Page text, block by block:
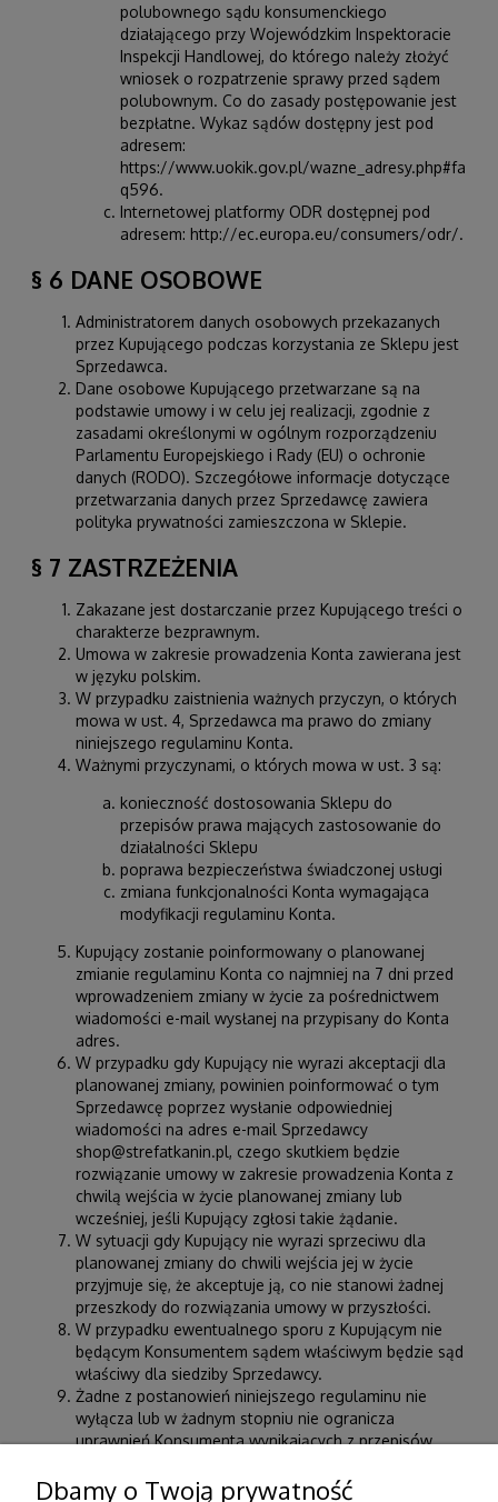
polubownego sądu konsumenckiego
działającego przy Wojewódzkim Inspektoracie
Inspekcji Handlowej, do którego należy złożyć
wniosek o rozpatrzenie sprawy przed sądem
polubownym. Co do zasady postępowanie jest
bezpłatne. Wykaz sądów dostępny jest pod
adresem:
https://www.uokik.gov.pl/wazne_adresy.php#fa
q596.
Internetowej platformy ODR dostępnej pod
adresem: http://ec.europa.eu/consumers/odr/.
§ 6 DANE OSOBOWE
Administratorem danych osobowych przekazanych
przez Kupującego podczas korzystania ze Sklepu jest
Sprzedawca.
Dane osobowe Kupującego przetwarzane są na
podstawie umowy i w celu jej realizacji, zgodnie z
zasadami określonymi w ogólnym rozporządzeniu
Parlamentu Europejskiego i Rady (EU) o ochronie
danych (RODO). Szczegółowe informacje dotyczące
przetwarzania danych przez Sprzedawcę zawiera
polityka prywatności zamieszczona w Sklepie.
§ 7 ZASTRZEŻENIA
Zakazane jest dostarczanie przez Kupującego treści o
charakterze bezprawnym.
Umowa w zakresie prowadzenia Konta zawierana jest
w języku polskim.
W przypadku zaistnienia ważnych przyczyn, o których
mowa w ust. 4, Sprzedawca ma prawo do zmiany
niniejszego regulaminu Konta.
Ważnymi przyczynami, o których mowa w ust. 3 są:
konieczność dostosowania Sklepu do
przepisów prawa mających zastosowanie do
działalności Sklepu
poprawa bezpieczeństwa świadczonej usługi
zmiana funkcjonalności Konta wymagająca
modyfikacji regulaminu Konta.
Kupujący zostanie poinformowany o planowanej
zmianie regulaminu Konta co najmniej na 7 dni przed
wprowadzeniem zmiany w życie za pośrednictwem
wiadomości e-mail wysłanej na przypisany do Konta
adres.
W przypadku gdy Kupujący nie wyrazi akceptacji dla
planowanej zmiany, powinien poinformować o tym
Sprzedawcę poprzez wysłanie odpowiedniej
wiadomości na adres e-mail Sprzedawcy
shop@strefatkanin.pl, czego skutkiem będzie
rozwiązanie umowy w zakresie prowadzenia Konta z
chwilą wejścia w życie planowanej zmiany lub
wcześniej, jeśli Kupujący zgłosi takie żądanie.
W sytuacji gdy Kupujący nie wyrazi sprzeciwu dla
planowanej zmiany do chwili wejścia jej w życie
przyjmuje się, że akceptuje ją, co nie stanowi żadnej
przeszkody do rozwiązania umowy w przyszłości.
W przypadku ewentualnego sporu z Kupującym nie
będącym Konsumentem sądem właściwym będzie sąd
właściwy dla siedziby Sprzedawcy.
Żadne z postanowień niniejszego regulaminu nie
wyłącza lub w żadnym stopniu nie ogranicza
uprawnień Konsumenta wynikających z przepisów
Dbamy o Twoją prywatność